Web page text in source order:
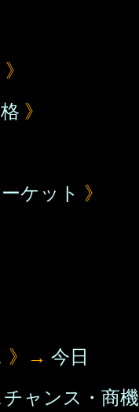
》
》
ケット 》
》→ 今日
ャンス・商機